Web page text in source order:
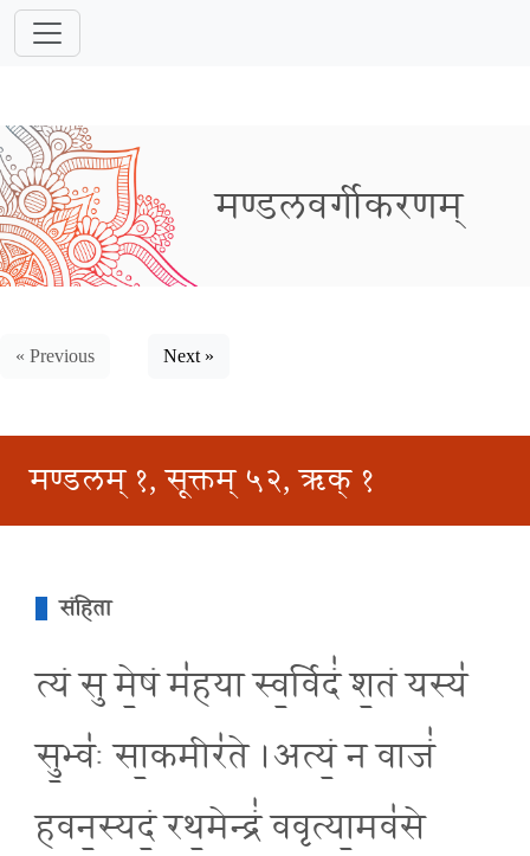
मण्डलवर्गीकरणम्
« Previous Next »
मण्डलम् १, सूक्तम् ५२, ऋक् १
संहिता
त्यं सु मे॒षं म॑हया स्व॒र्विदं॑ श॒तं यस्य॑
सु॒भ्व॑ः सा॒कमीर॑ते ।अत्यं॒ न वाजं॑
हवन॒स्यदं॒ रथ॒मेन्द्रं॑ ववृत्या॒मव॑से